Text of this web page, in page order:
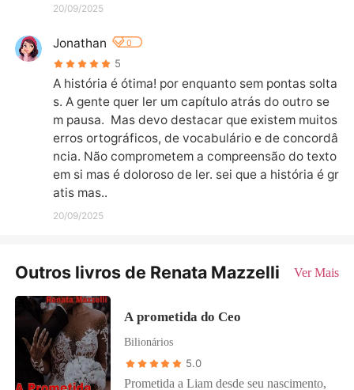
20/09/2025
Jonathan 0
5
A história é ótima! por enquanto sem pontas solta
s. A gente quer ler um capítulo atrás do outro se
m pausa.  Mas devo destacar que existem muitos
erros ortográficos, de vocabulário e de concordâ
ncia. Não comprometem a compreensão do texto
em si mas é doloroso de ler. sei que a história é gr
atis mas..
20/09/2025
Outros livros de Renata Mazzelli Ver Mais
A prometida do Ceo
Bilionários
5.0
Prometida a Liam desde seu nascimento,